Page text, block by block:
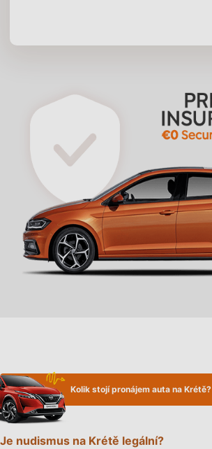
Kolik stojí pronájem auta na Krétě?
Je nudismus na Krétě legální?